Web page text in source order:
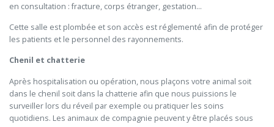
en consultation : fracture, corps étranger, gestation...
Cette salle est plombée et son accès est réglementé afin de protéger
les patients et le personnel des rayonnements.
Chenil et chatterie
Après hospitalisation ou opération, nous plaçons votre animal soit
dans le chenil soit dans la chatterie afin que nous puissions le
surveiller lors du réveil par exemple ou pratiquer les soins
quotidiens. Les animaux de compagnie peuvent y être placés sous